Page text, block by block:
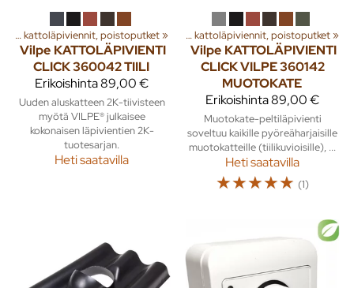
Huippuimurit, kattoläpiviennit, poistoputket‪»
Vilpe KATTOLÄPIVIENTI
CLICK 360042 TIILI
Erikoishinta89,00 €
Uuden aluskatteen 2K-tiivisteen
myötä VILPE® julkaisee
kokonaisen läpivientien 2K-
tuotesarjan.
Heti saatavilla
Rakenna ‪» Ilmanvaihto‪» Huippuimurit, kattoläpiviennit, poistoputket‪»
Vilpe KATTOLÄPIVIENTI
CLICK VILPE 360142
MUOTOKATE
Erikoishinta89,00 €
Muotokate-peltiläpivienti
soveltuu kaikille pyöreäharjaisille
muotokatteille (tiilikuvioisille), ...
Heti saatavilla
☆☆☆☆☆ (1)